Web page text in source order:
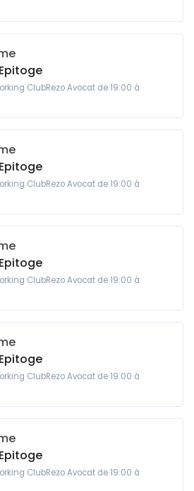
ClubRezo Avocat de 19:00 à
ClubRezo Avocat de 19:00 à
ClubRezo Avocat de 19:00 à
ClubRezo Avocat de 19:00 à
ClubRezo Avocat de 19:00 à